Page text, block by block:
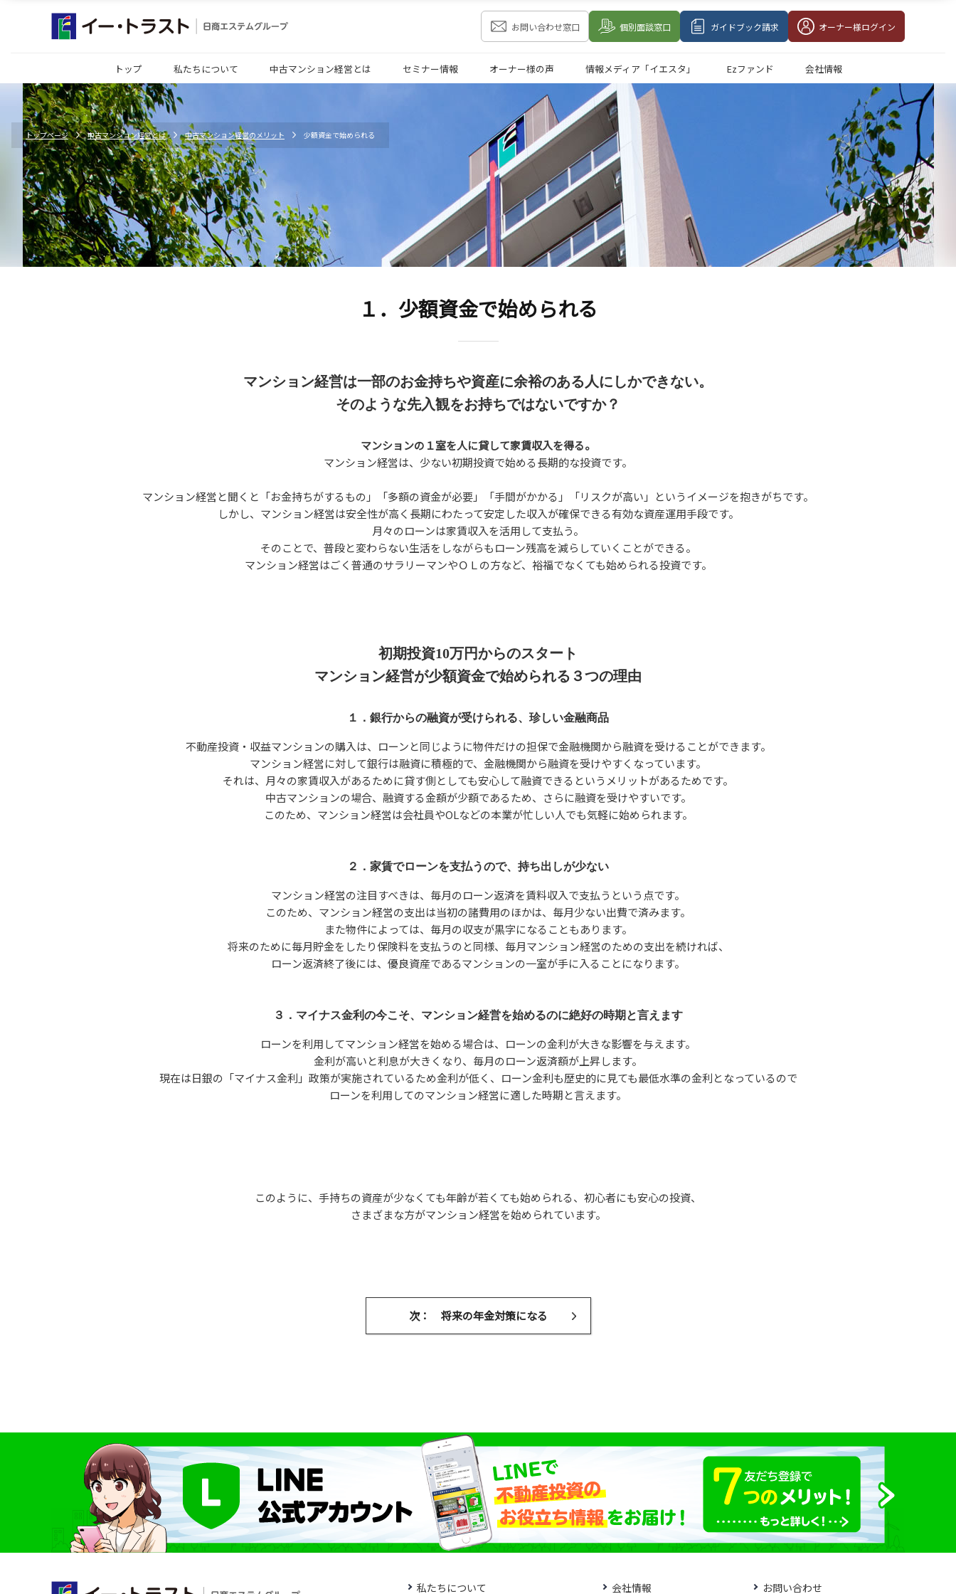
お問い合わせ窓口 個別面談窓口 ガイドブック請求 オーナー様ログイン
トップ 私たちについて 中古マンション経営とは セミナー情報 オーナー様の声 情報メディア「イエスタ」 Ezファンド 会社情報
トップページ 中古マンション経営とは 中古マンション経営のメリット 少額資金で始められる
１．少額資金で始められる
マンション経営は一部のお金持ちや資産に余裕のある人にしかできない。
そのような先入観をお持ちではないですか？
マンションの１室を人に貸して家賃収入を得る。
マンション経営は、少ない初期投資で始める長期的な投資です。
マンション経営と聞くと「お金持ちがするもの」「多額の資金が必要」「手間がかかる」「リスクが高い」というイメージを抱きがちです。
しかし、マンション経営は安全性が高く長期にわたって安定した収入が確保できる有効な資産運用手段です。
月々のローンは家賃収入を活用して支払う。
そのことで、普段と変わらない生活をしながらもローン残高を減らしていくことができる。
マンション経営はごく普通のサラリーマンやＯＬの方など、裕福でなくても始められる投資です。
初期投資10万円からのスタート
マンション経営が少額資金で始められる３つの理由
１．銀行からの融資が受けられる、珍しい金融商品
不動産投資・収益マンションの購入は、ローンと同じように物件だけの担保で金融機関から融資を受けることができます。
マンション経営に対して銀行は融資に積極的で、金融機関から融資を受けやすくなっています。
それは、月々の家賃収入があるために貸す側としても安心して融資できるというメリットがあるためです。
中古マンションの場合、融資する金額が少額であるため、さらに融資を受けやすいです。
このため、マンション経営は会社員やOLなどの本業が忙しい人でも気軽に始められます。
２．家賃でローンを支払うので、持ち出しが少ない
マンション経営の注目すべきは、毎月のローン返済を賃料収入で支払うという点です。
このため、マンション経営の支出は当初の諸費用のほかは、毎月少ない出費で済みます。
また物件によっては、毎月の収支が黒字になることもあります。
将来のために毎月貯金をしたり保険料を支払うのと同様、毎月マンション経営のための支出を続ければ、
ローン返済終了後には、優良資産であるマンションの一室が手に入ることになります。
３．マイナス金利の今こそ、マンション経営を始めるのに絶好の時期と言えます
ローンを利用してマンション経営を始める場合は、ローンの金利が大きな影響を与えます。
金利が高いと利息が大きくなり、毎月のローン返済額が上昇します。
現在は日銀の「マイナス金利」政策が実施されているため金利が低く、ローン金利も歴史的に見ても最低水準の金利となっているので
ローンを利用してのマンション経営に適した時期と言えます。
このように、手持ちの資産が少なくても年齢が若くても始められる、初心者にも安心の投資、
さまざまな方がマンション経営を始められています。
次： 将来の年金対策になる
私たちについて 会社情報 お問い合わせ